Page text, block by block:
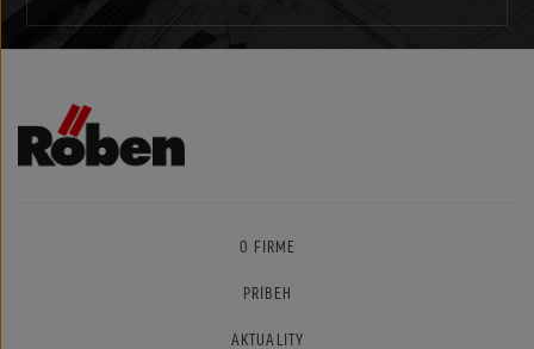
O FIRME
PRÍBEH
AKTUALITY